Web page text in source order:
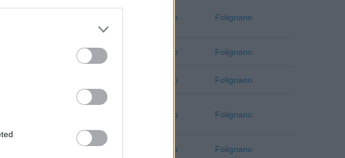
Ascoli Piceno Folignano
Ascoli Piceno Folignano
Ascoli Piceno Folignano
Ascoli Piceno Folignano
Ascoli Piceno Folignano